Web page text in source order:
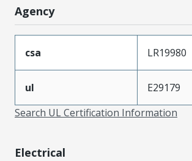
Agency
csa LR19980
ul
E29179
Search UL Certification Information
Electrical